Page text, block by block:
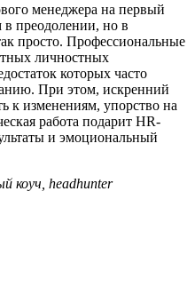
менеджера на первый
в преодолении, но в
просто. Профессиональные
личностных
которых часто
При этом, искренний
к изменениям, упорство на
работа подарит HR-
и эмоциональный
коуч, headhunter